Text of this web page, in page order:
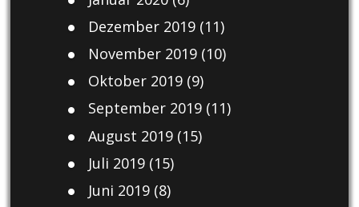
Dezember 2019(11)
November 2019(10)
Oktober 2019(9)
September 2019(11)
August 2019(15)
Juli 2019(15)
Juni 2019(8)